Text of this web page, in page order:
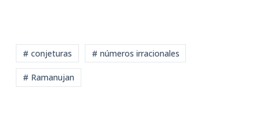
# conjeturas # números irracionales
# Ramanujan